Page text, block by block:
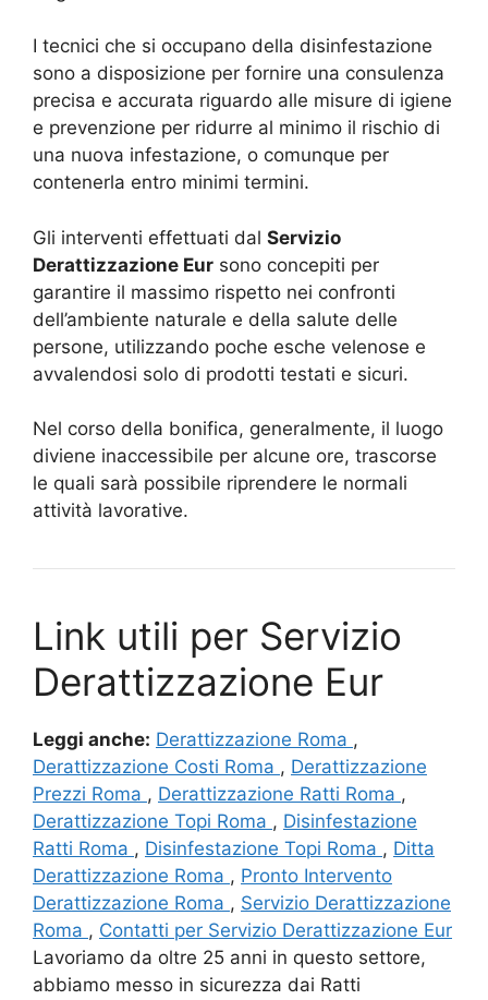
I tecnici che si occupano della disinfestazione
sono a disposizione per fornire una consulenza
precisa e accurata riguardo alle misure di igiene
e prevenzione per ridurre al minimo il rischio di
una nuova infestazione, o comunque per
contenerla entro minimi termini.
Gli interventi effettuati dal Servizio
Derattizzazione Eur sono concepiti per
garantire il massimo rispetto nei confronti
dell’ambiente naturale e della salute delle
persone, utilizzando poche esche velenose e
avvalendosi solo di prodotti testati e sicuri.
Nel corso della bonifica, generalmente, il luogo
diviene inaccessibile per alcune ore, trascorse
le quali sarà possibile riprendere le normali
attività lavorative.
Link utili per Servizio
Derattizzazione Eur
Leggi anche: Derattizzazione Roma ,
Derattizzazione Costi Roma , Derattizzazione
Prezzi Roma , Derattizzazione Ratti Roma ,
Derattizzazione Topi Roma , Disinfestazione
Ratti Roma , Disinfestazione Topi Roma , Ditta
Derattizzazione Roma , Pronto Intervento
Derattizzazione Roma , Servizio Derattizzazione
Roma , Contatti per Servizio Derattizzazione Eur
Lavoriamo da oltre 25 anni in questo settore,
abbiamo messo in sicurezza dai Ratti